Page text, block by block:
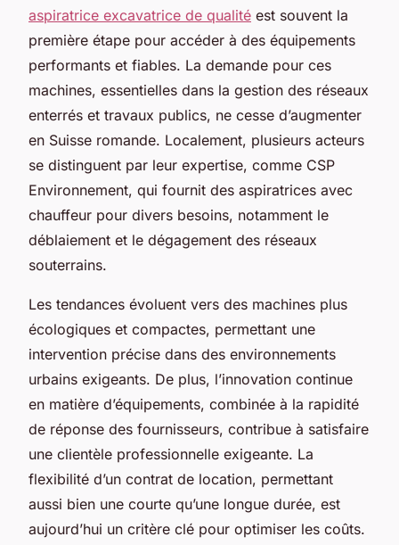
aspiratrice excavatrice de qualité est souvent la
première étape pour accéder à des équipements
performants et fiables. La demande pour ces
machines, essentielles dans la gestion des réseaux
enterrés et travaux publics, ne cesse d’augmenter
en Suisse romande. Localement, plusieurs acteurs
se distinguent par leur expertise, comme CSP
Environnement, qui fournit des aspiratrices avec
chauffeur pour divers besoins, notamment le
déblaiement et le dégagement des réseaux
souterrains.
Les tendances évoluent vers des machines plus
écologiques et compactes, permettant une
intervention précise dans des environnements
urbains exigeants. De plus, l’innovation continue
en matière d’équipements, combinée à la rapidité
de réponse des fournisseurs, contribue à satisfaire
une clientèle professionnelle exigeante. La
flexibilité d’un contrat de location, permettant
aussi bien une courte qu’une longue durée, est
aujourd’hui un critère clé pour optimiser les coûts.